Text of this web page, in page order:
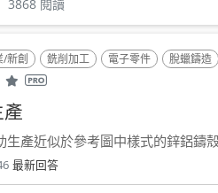
3868 閱讀
新創 銑削加工 電子零件 脫蠟鑄造
產近似於參考圖中樣式的鋅鋁鑄
最新回答